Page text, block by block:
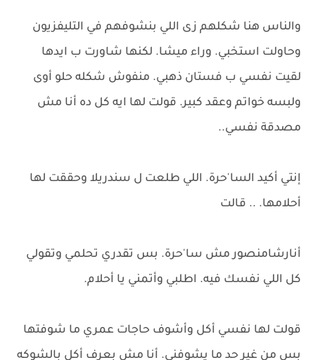
والناس هنا شكلهم زى اللي بنشوفهم في التليفزيون
وحاولت استخبي. وراء ميشا. لكنها شاورت ب ايدها
لقيت نفسي ب فستان ذهبي. منفوش شكله حلو أوى
ولبسه خواتم وعقد كبير. قولت لها ايه كل ده أنا مش
مصدقة نفسي..
إنتي أكيد السا'حرة. اللي طلعت ل سندريلا وحققت لها
أحلامها. .. قالت
أنارشامنصور مش سا'حرة. بس تقدري تحلمي وتقولي
كل اللي نفسك فيه. اطلبي وأتمني يا أحلام.
قولت لها نفسي أكل وأشوف حاجات عمري ما شوفتها
بس من غير حد ما يشوفني. أنا مش بعرف أكل بالشوكه